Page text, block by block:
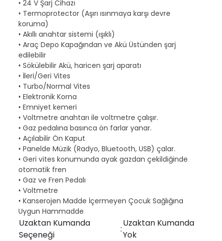
• 24 V Şarj Cihazı
• Termoprotector (Aşırı ısınmaya karşı devre
koruma)
• Akıllı anahtar sistemi (ışıklı)
• Araç Depo Kapağından ve Akü Üstünden şarj
edilebilir
• Sökülebilir Akü, haricen şarj aparatı
• İleri/Geri Vites
• Turbo/Normal Vites
• Elektronik Korna
• Emniyet kemeri
• Voltmetre anahtarı ile voltmetre çalışır.
• Gaz pedalına basınca ön farlar yanar.
• Açılabilir Ön Kaput
• Panelde Müzik (Radyo, Bluetooth, USB) çalar.
• Geri vites konumunda ayak gazdan çekildiğinde
otomatik fren
• Gaz ve Fren Pedalı
• Voltmetre
• Kanserojen Madde İçermeyen Çocuk Sağlığına
Uygun Hammadde
Uzaktan Kumanda
Seçeneği
:
Uzaktan Kumanda
Yok